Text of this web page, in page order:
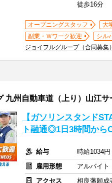
徒歩16分
オープニングスタッフ 大
副業・Ｗワーク歓迎
シル
ジョイフルグループ（合同募集
九州自動車道（上り）山江サ
【ガソリンスタンド
ト融通◎1日3時間から
給与
時給1034
雇用形態
アルバイト
アクセス
相良藩願成